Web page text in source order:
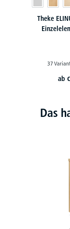
Theke
37
ab
Das